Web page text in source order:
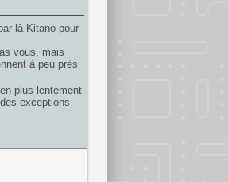
là Kitano pour
vous, mais
à peu près
plus lentement
exceptions